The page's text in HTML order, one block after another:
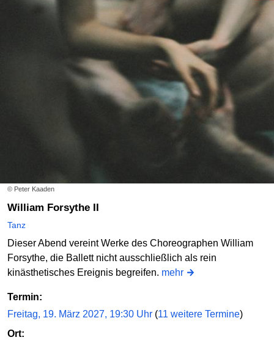
© Peter Kaaden
William Forsythe II
Tanz
Dieser Abend vereint Werke des Choreographen William
Forsythe, die Ballett nicht ausschließlich als rein
kinästhetisches Ereignis begreifen. mehr
Termin:
Freitag, 19. März 2027, 19:30 Uhr (11 weitere Termine)
Ort: